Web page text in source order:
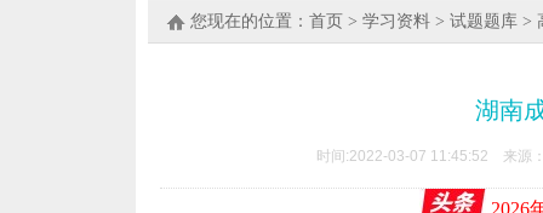
您现在的位置： 首页 > 学习资料 > 试题题库 >
湖南
时间:2022-03-07 11:45:52 来源：
2026